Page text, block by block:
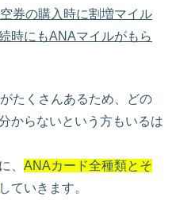
券の購入時に割増マイル
時にもANAマイルがもら
たくさんあるため、どの
からないという方もいるは
、 ANAカード全種類とそ
していきます。